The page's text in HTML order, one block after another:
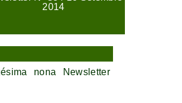
2014
nona Newsletter